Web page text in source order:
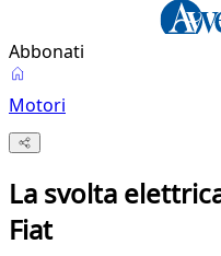
Abbonati
Motori
La svolta
Fiat